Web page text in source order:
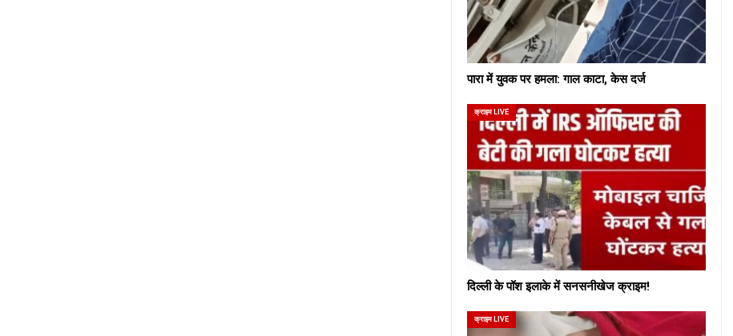
पारा में युवक पर हमला: गाल काटा, केस दर्ज
क्राइम LIVE
दिल्ली के पॉश इलाके में सनसनीखेज क्राइम!
क्राइम LIVE